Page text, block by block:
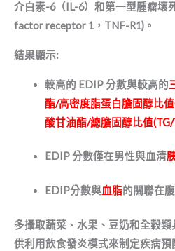
介白素-6（IL-6）和第一型腫瘤壞
factor receptor 1， TNF-R1) 。
結果顯示:
較高的 EDIP 分數與較高的
酯/高密度脂蛋白膽固醇比值
酸甘油酯/總膽固醇比值
EDIP 分數僅在男性與血清
EDIP分數與血脂的關聯在
多攝取蔬菜、 水果、豆奶和全穀類
供利用飲食發炎模式來制定疾病預